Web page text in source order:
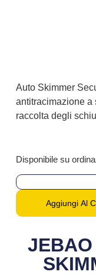
Auto Skimmer
antitracimazione a
raccolta degli
Disponibile su
Aggiungi Al
JEBAO